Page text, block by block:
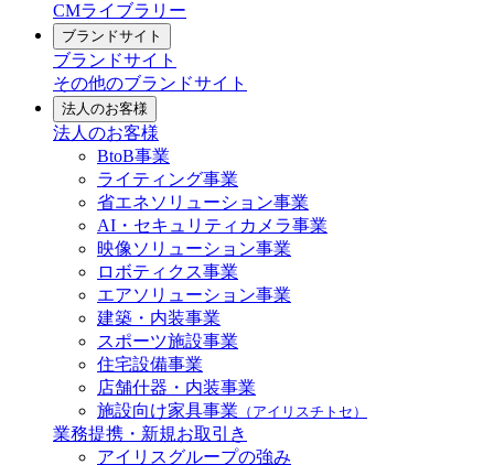
CMライブラリー
ブランドサイト
ブランドサイト
その他のブランドサイト
法人のお客様
法人のお客様
BtoB事業
ライティング事業
省エネソリューション事業
AI・セキュリティカメラ事業
映像ソリューション事業
ロボティクス事業
エアソリューション事業
建築・内装事業
スポーツ施設事業
住宅設備事業
店舗什器・内装事業
施設向け家具事業 （アイリスチトセ）
業務提携・新規お取引き
アイリスグループの強み